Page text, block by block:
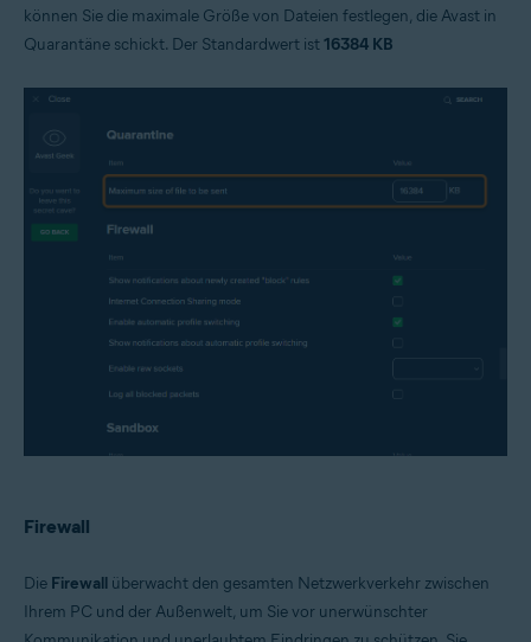
können Sie die maximale Größe von Dateien festlegen, die Avast in
Quarantäne schickt. Der Standardwert ist16384 KB
Firewall
Die Firewall überwacht den gesamten Netzwerkverkehr zwischen
Ihrem PC und der Außenwelt, um Sie vor unerwünschter